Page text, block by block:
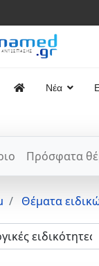
Νέα
Πρόσφατα
Θέματα